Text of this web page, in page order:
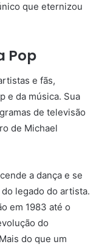
que eternizou
Pop
e fãs,
e da música. Sua
de televisão
de Michael
a dança e se
legado do artista.
em 1983 até o
do
do que um